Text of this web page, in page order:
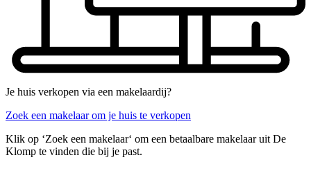
Je huis verkopen via een makelaardij?
Zoek een makelaar om je huis te verkopen
Klik op ‘Zoek een makelaar‘ om een betaalbare makelaar uit De
Klomp te vinden die bij je past.